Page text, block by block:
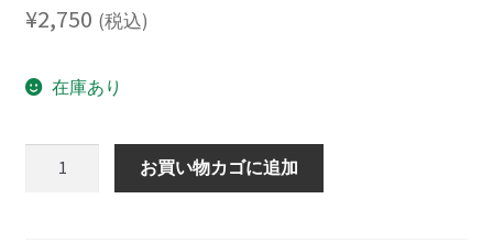
¥2,750 (税込)
在庫あり
お買い物カゴに追加